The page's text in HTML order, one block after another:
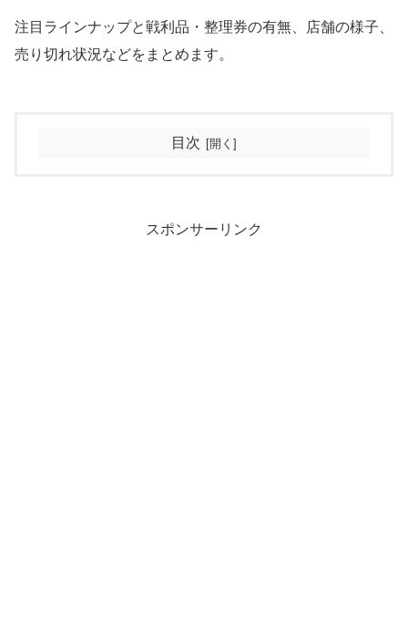
注目ラインナップと戦利品・整理券の有無、店舗の様子、
売り切れ状況などをまとめます。
目次
スポンサーリンク